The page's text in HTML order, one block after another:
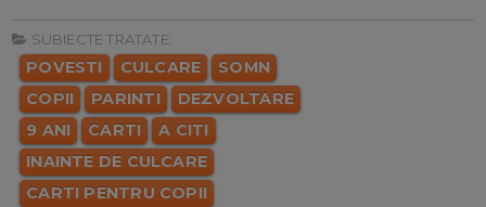
SUBIECTE TRATATE:
POVESTI CULCARE
SOMN
COPII
PARINTI
DEZVOLTARE
9 ANI
CARTI
A CITI
INAINTE DE CULCARE
CARTI PENTRU COPII